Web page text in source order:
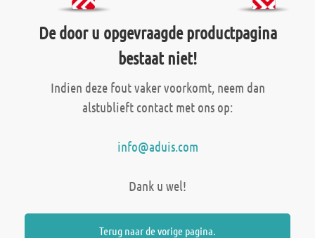
De door u opgevraagde productpagina
bestaat niet!
Indien deze fout vaker voorkomt, neem dan
alstublieft contact met ons op:
info@aduis.com
Dank u wel!
Terug naar de vorige pagina.